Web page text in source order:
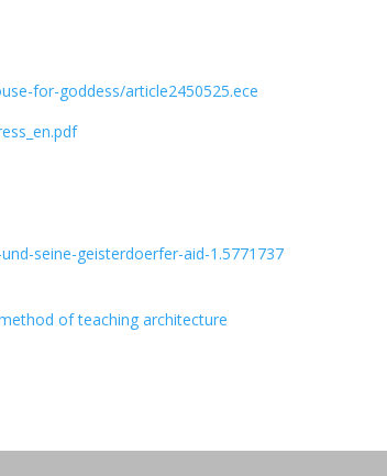
for-goddess/article2450525.ece
seine-geisterdoerfer-aid-1.5771737
of teaching architecture